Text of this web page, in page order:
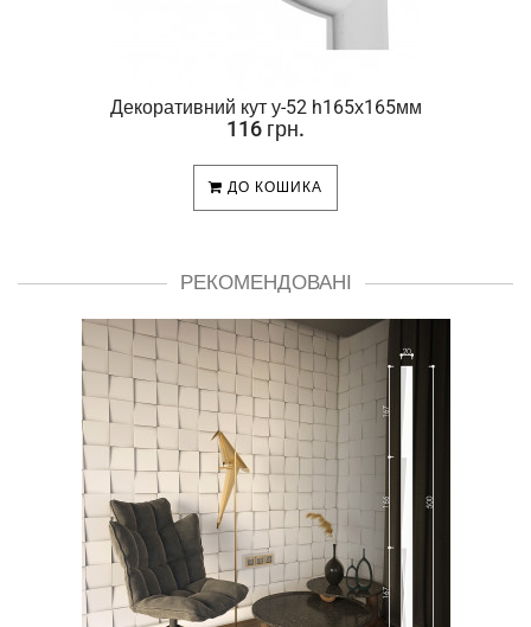
Декоративний кут у-52 h165х165мм
116 грн.
ДО КОШИКА
РЕКОМЕНДОВАНІ